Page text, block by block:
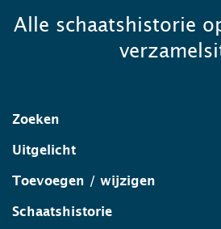
Alle schaatshistorie
Zoeken
Uitgelicht
Toevoegen / wijzigen
Schaatshistorie